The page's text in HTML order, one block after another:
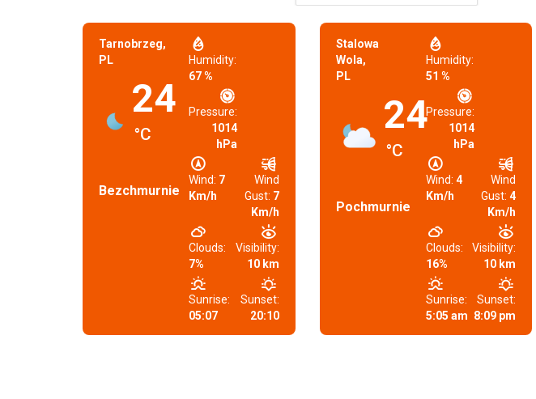
Tarnobrzeg,
PL
24
°C
Bezchmurnie
Humidity:
67 %
Pressure:
1014
hPa
Wind: 7
Km/h
Wind
Gust: 7
Km/h
Clouds:
7%
Visibility:
10 km
Sunrise:
05:07
Sunset:
20:10
Stalowa
Wola,
PL
24
°C
Pochmurnie
Humidity:
51 %
Pressure:
1014
hPa
Wind: 4
Km/h
Wind
Gust: 4
Km/h
Clouds:
16%
Visibility:
10 km
Sunrise:
5:05 am
Sunset:
8:09 pm